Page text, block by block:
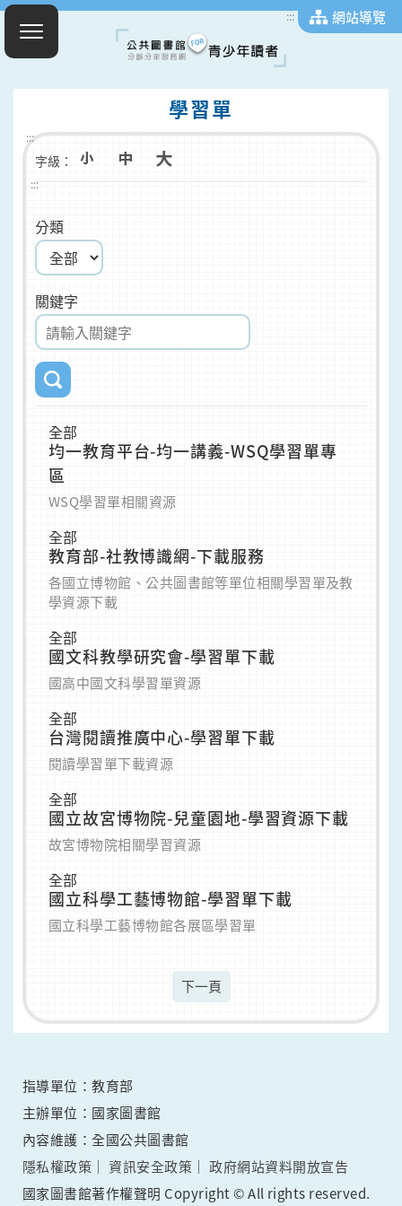
::: 網站導覽
學習單
:::
字級：
:::
分類
關鍵字
全部
均一教育平台-均一講義-WSQ學習單專
區
WSQ學習單相關資源
全部
教育部-社教博識網-下載服務
各國立博物館、公共圖書館等單位相關學習單及教
學資源下載
全部
國文科教學研究會-學習單下載
國高中國文科學習單資源
全部
台灣閱讀推廣中心-學習單下載
閱讀學習單下載資源
全部
國立故宮博物院-兒童園地-學習資源下載
故宮博物院相關學習資源
全部
國立科學工藝博物館-學習單下載
國立科學工藝博物館各展區學習單
下一頁
指導單位：教育部
主辦單位：國家圖書館
內容維護：全國公共圖書館
隱私權政策
資訊安全政策
政府網站資料開放宣告
國家圖書館著作權聲明 Copyright © All rights reserved.